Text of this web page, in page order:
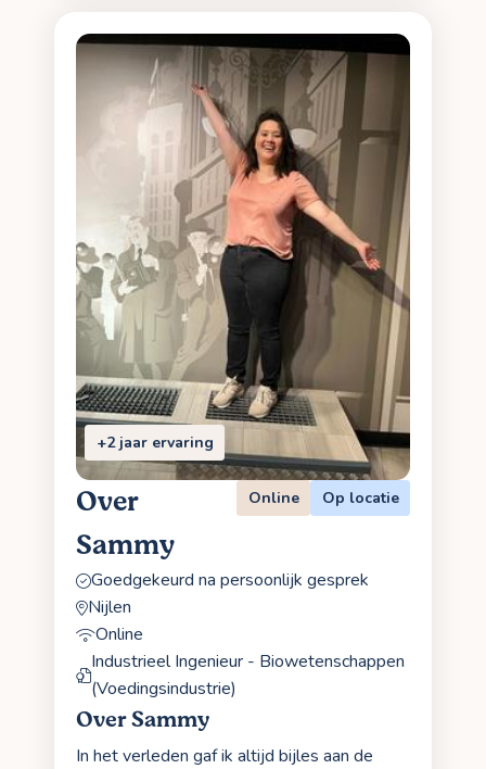
+2 jaar ervaring
Over
Sammy
Online Op locatie
Goedgekeurd na persoonlijk gesprek
Nijlen
Online
Industrieel Ingenieur - Biowetenschappen
(Voedingsindustrie)
Over Sammy
In het verleden gaf ik altijd bijles aan de